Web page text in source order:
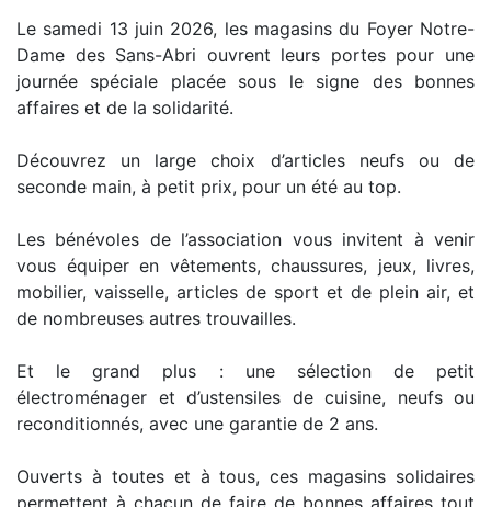
Le samedi 13 juin 2026, les magasins du Foyer Notre-
Dame des Sans-Abri ouvrent leurs portes pour une
journée spéciale placée sous le signe des bonnes
affaires et de la solidarité.
Découvrez un large choix d’articles neufs ou de
seconde main, à petit prix, pour un été au top.
Les bénévoles de l’association vous invitent à venir
vous équiper en vêtements, chaussures, jeux, livres,
mobilier, vaisselle, articles de sport et de plein air, et
de nombreuses autres trouvailles.
Et le grand plus : une sélection de petit
électroménager et d’ustensiles de cuisine, neufs ou
reconditionnés, avec une garantie de 2 ans.
Ouverts à toutes et à tous, ces magasins solidaires
permettent à chacun de faire de bonnes affaires tout